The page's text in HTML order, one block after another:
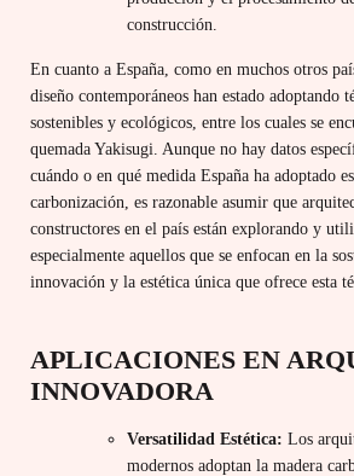
construcción.
En cuanto a España, como en muchos otros
diseño contemporáneos han estado adoptando
sostenibles y ecológicos, entre los cuales se
quemada Yakisugi. Aunque no hay datos
cuándo o en qué medida España ha adoptado
carbonización, es razonable asumir que
constructores en el país están explorando y
especialmente aquellos que se enfocan en la
innovación y la estética única que ofrece esta
APLICACIONES EN
INNOVADORA
Versatilidad Estética: Los
modernos adoptan la madera